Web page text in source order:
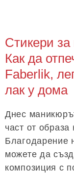
Стикери за
Как да
Faberlik,
лак у дома
Днес
част от
Благодарение
можете да
композиция с